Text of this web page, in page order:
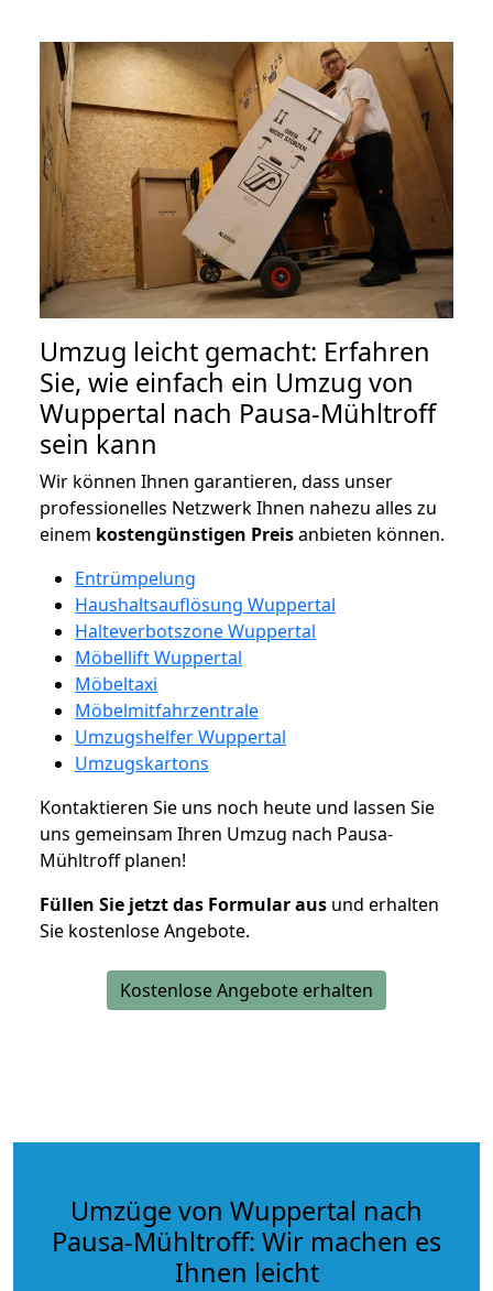
Umzug leicht gemacht: Erfahren
Sie, wie einfach ein Umzug von
Wuppertal nach Pausa-Mühltroff
sein kann
Wir können Ihnen garantieren, dass unser
professionelles Netzwerk Ihnen nahezu alles zu
einem kostengünstigen Preisanbieten können.
Entrümpelung
Haushaltsauflösung Wuppertal
Halteverbotszone Wuppertal
Möbellift Wuppertal
Möbeltaxi
Möbelmitfahrzentrale
Umzugshelfer Wuppertal
Umzugskartons
Kontaktieren Sie uns noch heute und lassen Sie
uns gemeinsam Ihren Umzug nach Pausa-
Mühltroff planen!
Füllen Sie jetzt das Formular aus und erhalten
Sie kostenlose Angebote.
Kostenlose Angebote erhalten
Umzüge von Wuppertal nach
Pausa-Mühltroff: Wir machen es
Ihnen leicht